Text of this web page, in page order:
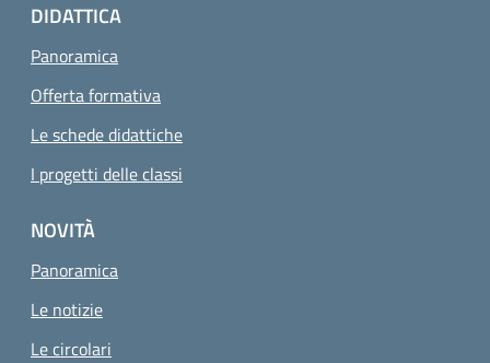
DIDATTICA
Panoramica
Offerta formativa
Le schede didattiche
I progetti delle classi
NOVITÀ
Panoramica
Le notizie
Le circolari